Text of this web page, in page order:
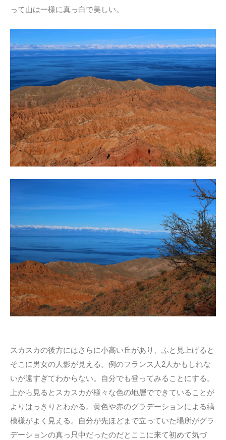
って山は一様に真っ白で美しい。
スカスカの後方にはさらに小高い丘があり、ふと見上げると
そこに男女の人影が見える。例のフランス人2人かもしれな
いが遠すぎてわからない。自分でも登ってみることにする。
上から見るとスカスカが様々な色の地層でできていることが
よりはっきりとわかる。黄色や赤のグラデーションによる縞
模様がよく見える。自分が先ほどまで立っていた場所がグラ
デーションの真っ只中だったのだとここに来て初めて気づ